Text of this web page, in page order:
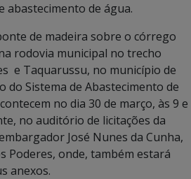
abastecimento de água.
de madeira sobre o córrego
rodovia municipal no trecho
e Taquarussu, no município de
do Sistema de Abastecimento de
no dia 30 de março, às 9 e
no auditório de licitações da
José Nunes da Cunha,
Poderes, onde, também estará
anexos.